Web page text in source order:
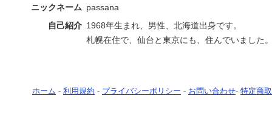
ニックネーム passana
自己紹介 1968年生まれ、男性、北海道出身です。
札幌在住で、仙台と東京にも、住んでいました
ホーム - 利用規約 - プライバシーポリシー - お問い合わせ- 特定商